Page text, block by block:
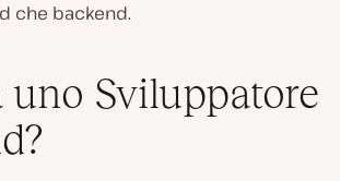
che backend.
uno Sviluppatore